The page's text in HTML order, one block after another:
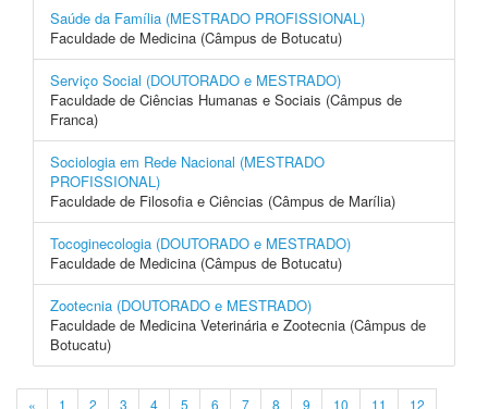
Saúde da Família (MESTRADO PROFISSIONAL)
Faculdade de Medicina (Câmpus de Botucatu)
Serviço Social (DOUTORADO e MESTRADO)
Faculdade de Ciências Humanas e Sociais (Câmpus de
Franca)
Sociologia em Rede Nacional (MESTRADO
PROFISSIONAL)
Faculdade de Filosofia e Ciências (Câmpus de Marília)
Tocoginecologia (DOUTORADO e MESTRADO)
Faculdade de Medicina (Câmpus de Botucatu)
Zootecnia (DOUTORADO e MESTRADO)
Faculdade de Medicina Veterinária e Zootecnia (Câmpus de
Botucatu)
« 1 2 3 4 5 6 7 8 9 10 11 12